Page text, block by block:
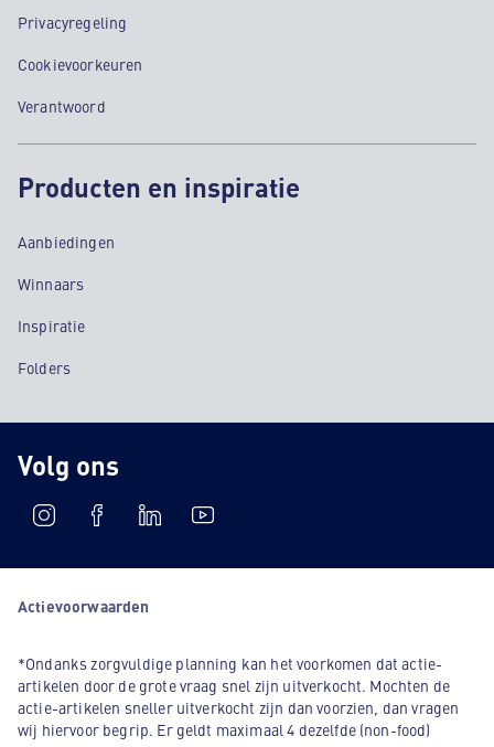
Privacyregeling
Cookievoorkeuren
Verantwoord
Producten en inspiratie
Aanbiedingen
Winnaars
Inspiratie
Folders
Volg ons
Actievoorwaarden
*Ondanks zorgvuldige planning kan het voorkomen dat actie-
artikelen door de grote vraag snel zijn uitverkocht. Mochten de
actie-artikelen sneller uitverkocht zijn dan voorzien, dan vragen
wij hiervoor begrip. Er geldt maximaal 4 dezelfde (non-food)